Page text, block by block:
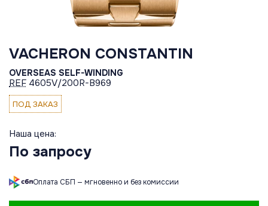
VACHERON CONSTANTIN
OVERSEAS SELF-WINDING
REF 4605V/200R-B969
ПОД ЗАКАЗ
Наша цена:
По запросу
Оплата СБП — мгновенно и без комиссии